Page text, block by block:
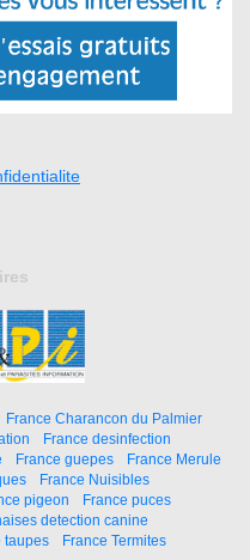
France Charancon du Palmier
France desinfection
France guepes
France Merule
France Nuisibles
pigeon
France puces
detection canine
taupes France Termites